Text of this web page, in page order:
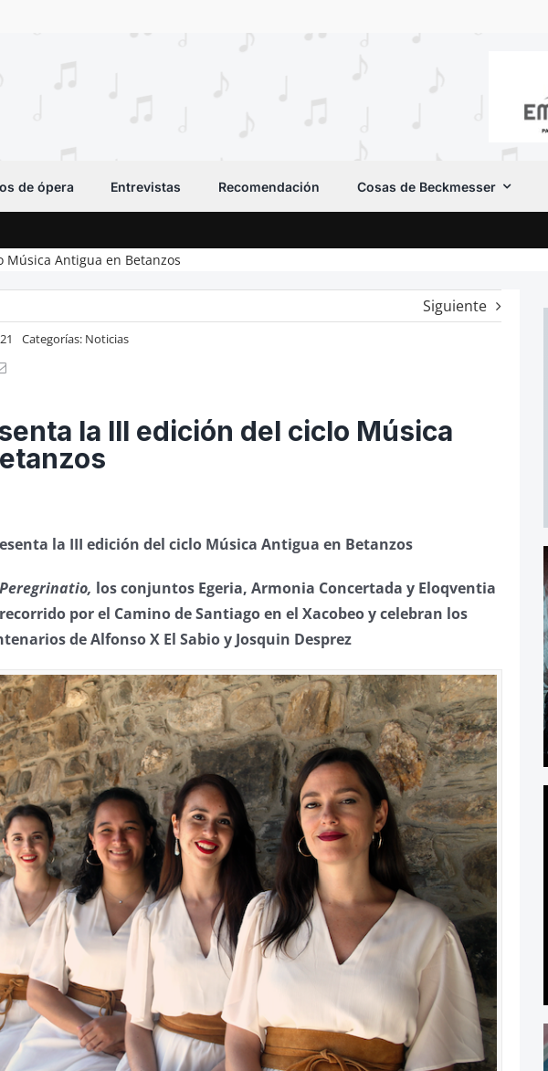
de ópera Entrevistas Recomendación Cosas de Beckmesser
Música Antigua en Betanzos
Siguiente
Categorías: Noticias
la III edición del ciclo Música
la III edición del ciclo Música Antigua en Betanzos
Peregrinatio, los conjuntos Egeria, Armonia Concertada y Eloqventia
por el Camino de Santiago en el Xacobeo y celebran los
de Alfonso X El Sabio y Josquin Desprez